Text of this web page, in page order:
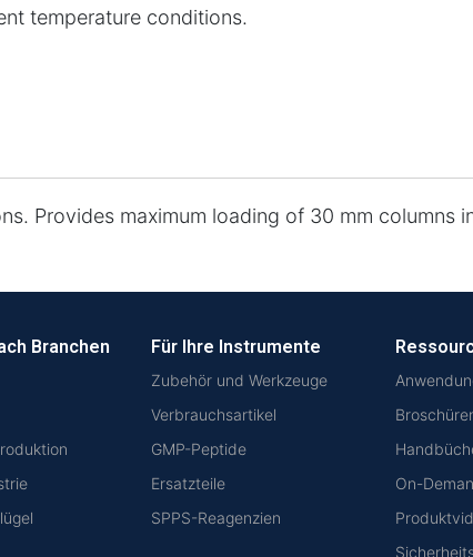
temperature conditions.
Provides maximum loading of 30 mm columns
Branchen Für Ihre Instrumente
Zubehör und Werkzeuge
Verbrauchsartikel
GMP-Peptide
Ersatzteile
SPPS-Reagenzien
On-